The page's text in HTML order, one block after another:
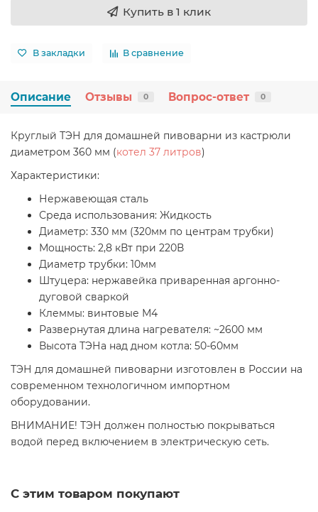
Купить в 1 клик
В закладки В сравнение
Описание Отзывы 0 Вопрос-ответ 0
Круглый ТЭН для домашней пивоварни из кастрюли
диаметром 360 мм (котел 37 литров)
Характеристики:
Нержавеющая сталь
Среда использования: Жидкость
Диаметр: 330 мм (320мм по центрам трубки)
Мощность: 2,8 кВт при 220В
Диаметр трубки: 10мм
Штуцера: нержавейка приваренная аргонно-
дуговой сваркой
Клеммы: винтовые М4
Развернутая длина нагревателя: ~2600 мм
Высота ТЭНа над дном котла: 50-60мм
ТЭН для домашней пивоварни изготовлен в России на
современном технологичном импортном
оборудовании.
ВНИМАНИЕ! ТЭН должен полностью покрываться
водой перед включением в электрическую сеть.
С этим товаром покупают